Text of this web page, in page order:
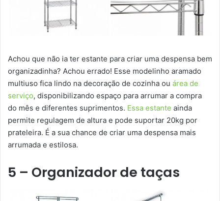
Achou que não ia ter estante para criar uma despensa bem
organizadinha? Achou errado! Esse modelinho aramado
multiuso fica lindo na decoração de cozinha ou área de
serviço, disponibilizando espaço para arrumar a compra
do mês e diferentes suprimentos. Essa estante ainda
permite regulagem de altura e pode suportar 20kg por
prateleira. É a sua chance de criar uma despensa mais
arrumada e estilosa.
5 – Organizador de taças